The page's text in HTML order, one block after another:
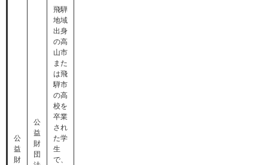
公
益
財
公
益
財
団
飛騨
地域
出身
の高
山市
また
は飛
騨市
の高
校を
卒業
され
た学
生
で、